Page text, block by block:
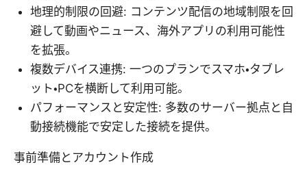
地理的制限の回避: コンテンツ配信の地域制限を回
避して動画やニュース、海外アプリの利用可能性
を拡張。
複数デバイス連携: 一つのプランでスマホ・タブレ
ット・PCを横断して利用可能。
パフォーマンスと安定性: 多数のサーバー拠点と自
動接続機能で安定した接続を提供。
事前準備とアカウント作成